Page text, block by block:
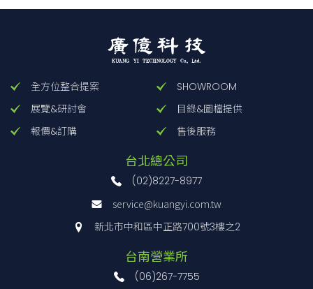
全方位整合提案
SHOWROOM
展覽&研討會
目錄&圖檔提供
報價&訂購
售後服務
台北總公司
(02)8227-8977
service@kuangyi.com.tw
新北市中和區中正路700號3樓之2
台南營業所
(06)267-7755